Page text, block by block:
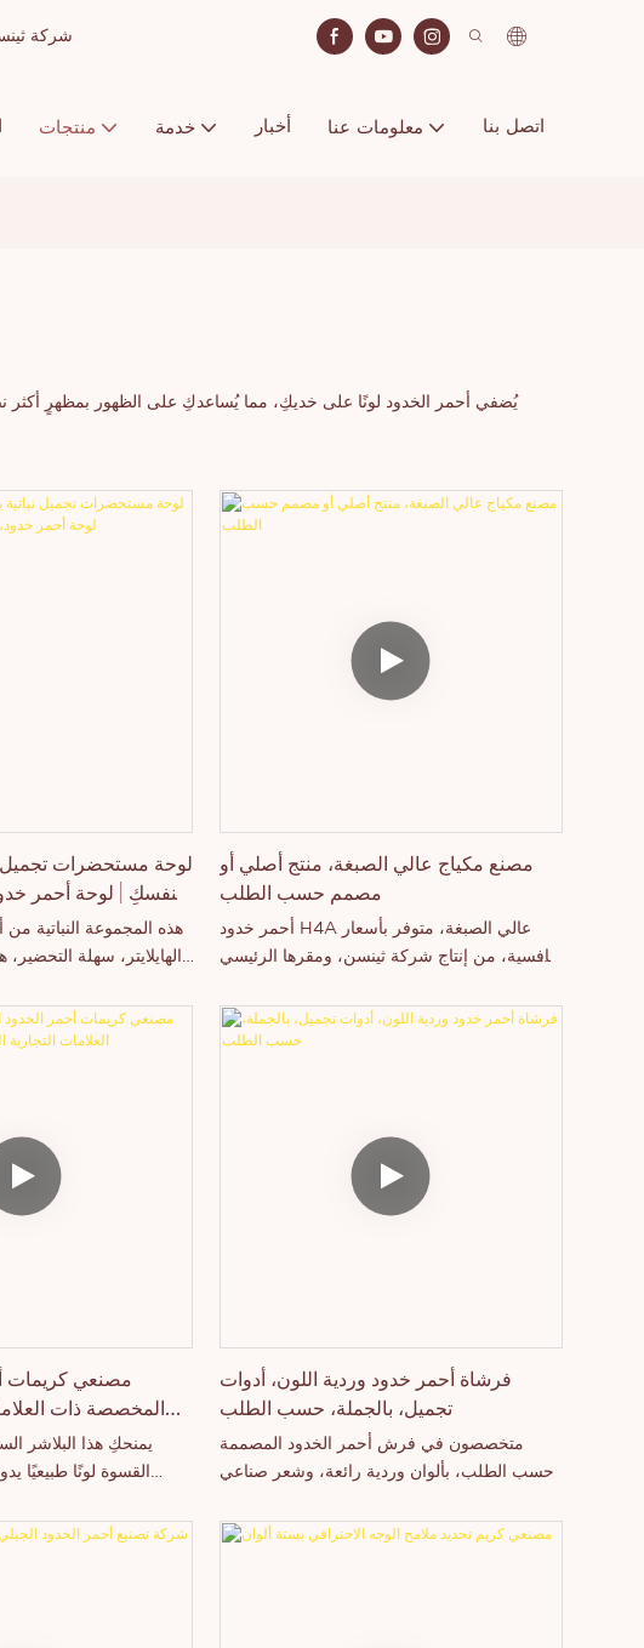
شركة
منتجات خدمة أخبار معلومات عنا اتصل بنا
يُضفي أحمر الخدود لونًا على خديكِ، مما يُساعدكِ على الظهور بمظهرٍ أكثر
لوحة مستحضرات تجميل
بنفسكِ | لوحة أحمر
هذه المجموعة النباتية من
والهايلايتر، سهلة
والأسواق الاحترافية.
ومقاومة للماء، مما
مع برونزر وهايلايتر،
وتحديد وإضاءة الوجه
بالجملة، وللعلامات
مصنع مكياج عالي الصبغة، منتج أصلي أو
مصمم حسب الطلب
أحمر خدود H4A عالي الصبغة، متوفر بأسعار
تنافسية، من إنتاج شركة ثينسن، ومقرها الرئيسي
الإنتاجية العالية ومستوى التكنولوجيا التنافسي،
تتمتع شركة شنتشن ثينسن للتكنولوجيا المحدودة
مصنعي كريمات
المخصصة ذات
يمنحكِ هذا البلاشر
القسوة لونًا طبيعيًا
متوفر بثمانية ألوان
فرشاة أحمر خدود وردية اللون، أدوات
تجميل، بالجملة، حسب الطلب
متخصصون في فرش أحمر الخدود المصممة
حسب الطلب، بألوان وردية رائعة، وشعر صناعي